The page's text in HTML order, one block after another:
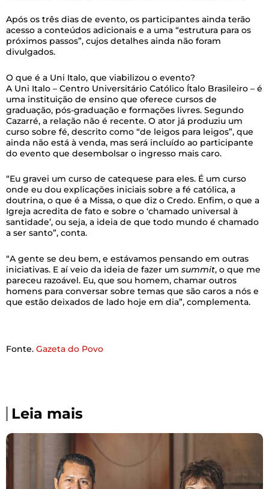
Após os três dias de evento, os participantes ainda terão
acesso a conteúdos adicionais e a uma “estrutura para os
próximos passos”, cujos detalhes ainda não foram
divulgados.
O que é a Uni Italo, que viabilizou o evento?
A Uni Italo – Centro Universitário Católico Ítalo Brasileiro – é
uma instituição de ensino que oferece cursos de
graduação, pós-graduação e formações livres. Segundo
Cazarré, a relação não é recente. O ator já produziu um
curso sobre fé, descrito como “de leigos para leigos”, que
ainda não está à venda, mas será incluído ao participante
do evento que desembolsar o ingresso mais caro.
“Eu gravei um curso de catequese para eles. É um curso
onde eu dou explicações iniciais sobre a fé católica, a
doutrina, o que é a Missa, o que diz o Credo. Enfim, o que a
Igreja acredita de fato e sobre o ‘chamado universal à
santidade’, ou seja, a ideia de que todo mundo é chamado
a ser santo”, conta.
“A gente se deu bem, e estávamos pensando em outras
iniciativas. E aí veio da ideia de fazer um summit, o que me
pareceu razoável. Eu, que sou homem, chamar outros
homens para conversar sobre temas que são caros a nós e
que estão deixados de lado hoje em dia”, complementa.
Fonte. Gazeta do Povo
Leia mais